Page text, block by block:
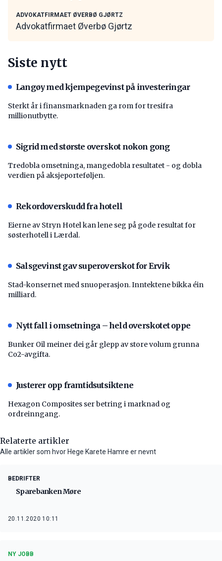
ADVOKATFIRMAET ØVERBØ GJØRTZ
Advokatfirmaet Øverbø Gjørtz
Siste nytt
Langøy med kjempegevinst på investeringar
Sterkt år i finansmarknaden ga rom for tresifra
millionutbytte.
Sigrid med største overskot nokon gong
Tredobla omsetninga, mangedobla resultatet - og dobla
verdien på aksjeporteføljen.
Rekordoverskudd fra hotell
Eierne av Stryn Hotel kan lene seg på gode resultat for
søsterhotell i Lærdal.
Salsgevinst gav superoverskot for Ervik
Stad-konsernet med snuoperasjon. Inntektene bikka éin
milliard.
Nytt fall i omsetninga – held overskotet oppe
Bunker Oil meiner dei går glepp av store volum grunna
Co2-avgifta.
Justerer opp framtidsutsiktene
Hexagon Composites ser betring i marknad og
ordreinngang.
Relaterte artikler
Alle artikler som hvor Hege Karete Hamre er nevnt
BEDRIFTER
Sparebanken Møre
20.11.2020 10:11
NY JOBB